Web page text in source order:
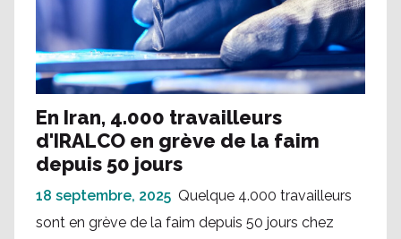
En Iran, 4.000 travailleurs
d'IRALCO en grève de la faim
depuis 50 jours
18 septembre, 2025 Quelque 4.000 travailleurs
sont en grève de la faim depuis 50 jours chez